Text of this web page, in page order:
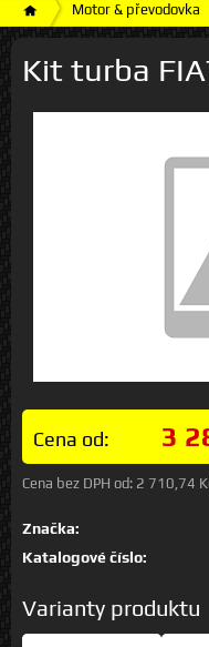
Motor & převodovka
Kit turba
Cena od: 3
Cena bez DPH od: 2 710,74
Značka:
Katalogové číslo:
Varianty produktu